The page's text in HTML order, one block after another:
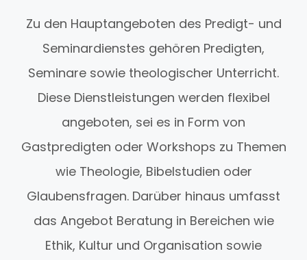
Zu den Hauptangeboten des Predigt- und
Seminardienstes gehören Predigten,
Seminare sowie theologischer Unterricht.
Diese Dienstleistungen werden flexibel
angeboten, sei es in Form von
Gastpredigten oder Workshops zu Themen
wie Theologie, Bibelstudien oder
Glaubensfragen. Darüber hinaus umfasst
das Angebot Beratung in Bereichen wie
Ethik, Kultur und Organisation sowie